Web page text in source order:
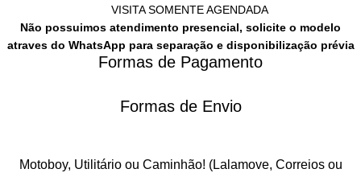
VISITA SOMENTE AGENDADA
Não possuimos atendimento presencial, solicite o modelo
atraves do WhatsApp para separação e disponibilização prévia
Formas de Pagamento
Formas de Envio
Motoboy, Utilitário ou Caminhão! (Lalamove, Correios ou